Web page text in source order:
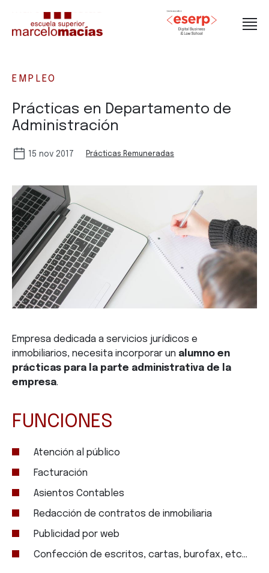
EMPLEO
Prácticas en Departamento de
Administración
15 nov 2017 Prácticas Remuneradas
Empresa dedicada a servicios jurídicos e
inmobiliarios, necesita incorporar un alumno en
prácticas para la parte administrativa de la
empresa.
FUNCIONES
Atención al público
Facturación
Asientos Contables
Redacción de contratos de inmobiliaria
Publicidad por web
Confección de escritos, cartas, burofax, etc...